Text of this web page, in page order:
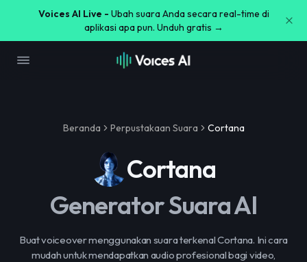
Voices AI Live - Ubah suara Anda secara real-time di
aplikasi apa pun. Unduh gratis →
Beranda Perpustakaan Suara Cortana
Cortana
Generator Suara AI
Buat voiceover menggunakan suara terkenal Cortana. Ini cara
mudah untuk mendapatkan audio profesional bagi video,